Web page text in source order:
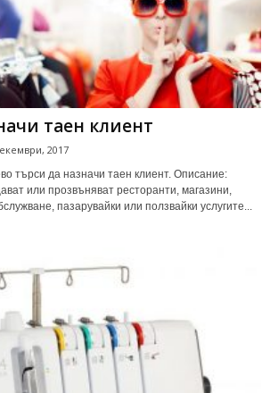
таен клиент
2017
търси да назначи таен клиент. Описание:
или прозвъняват ресторанти, магазини,
пазарувайки или ползвайки услугите...